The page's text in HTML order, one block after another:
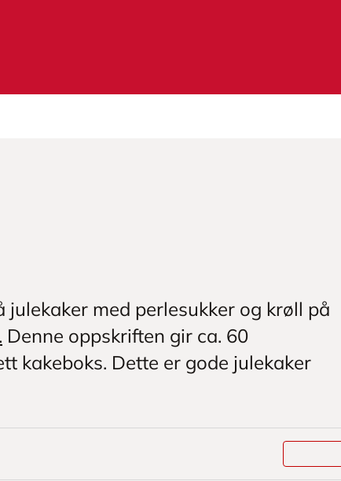
med perlesukker og krøll på
Denne oppskriften gir ca. 60
kakeboks. Dette er gode julekaker